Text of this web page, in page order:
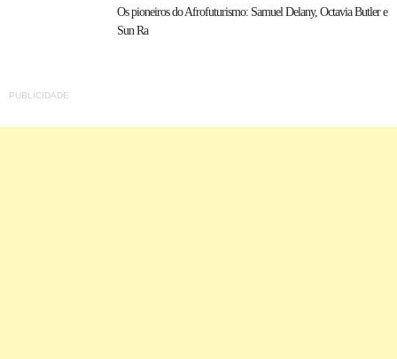
Os pioneiros do Afrofuturismo: Samuel Delany, Octavia Butler e
Sun Ra
PUBLICIDADE